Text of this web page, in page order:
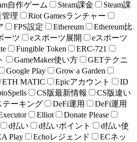
自作ゲーム Steam課金
Steam課
管理
Riot Gamesランチャー
FPS設定 Ethereum
Ethereum比
ーツ eスポーツ展開
eスポーツ
Fungible Token
ERC-721
GameMaker使い方
GETテクニ
Google Play
Grow a Garden
ETH MATIC Epicアカウント
ID
CS版最新情報
CS版違い
テーキング DeFi運用
DeFi運用
Elliot
Donate Please
d払い d払いポイント
d払い使
Play Echoレジェンド
ECネッ